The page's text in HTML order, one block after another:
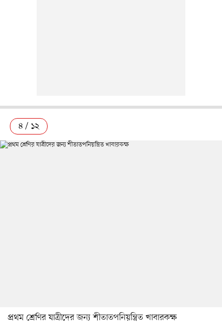
৪ / ১২
প্রথম শ্রেণির যাত্রীদের জন্য শীতাতপনিয়ন্ত্রিত খাবারকক্ষ